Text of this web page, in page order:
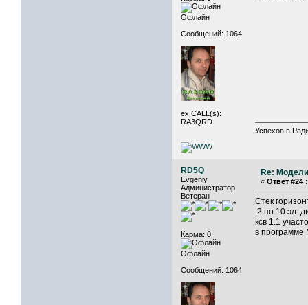
Офлайн
Сообщений: 1064
ex CALL(s):
RA3QRD
Успехов в
RD5Q
Evgeniy
Администратор
Ветеран
Карма: 0
Офлайн
Сообщений: 1064
Re:
« Ответ #24 :
Стек
2 по 10 эл
ксв 1.1
в программе